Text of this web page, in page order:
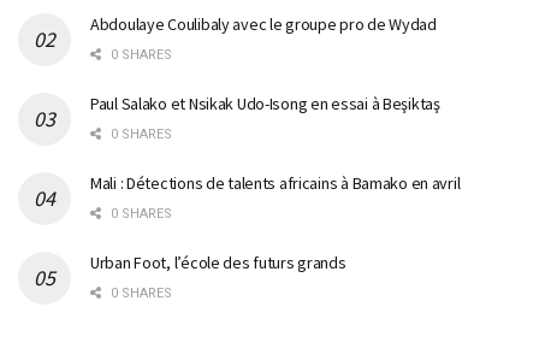
Abdoulaye Coulibaly avec le groupe pro de Wydad
0 SHARES
Paul Salako et Nsikak Udo-Isong en essai à Beşiktaş
0 SHARES
Mali : Détections de talents africains à Bamako en avril
0 SHARES
Urban Foot, l’école des futurs grands
0 SHARES